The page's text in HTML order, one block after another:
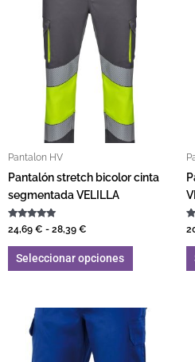
Pantalon HV
Pantalón stretch bicolor cinta
segmentada VELILLA
Valorado con
5.00
de 5
24,69 € - 28,39 €
Seleccionar opciones
Este